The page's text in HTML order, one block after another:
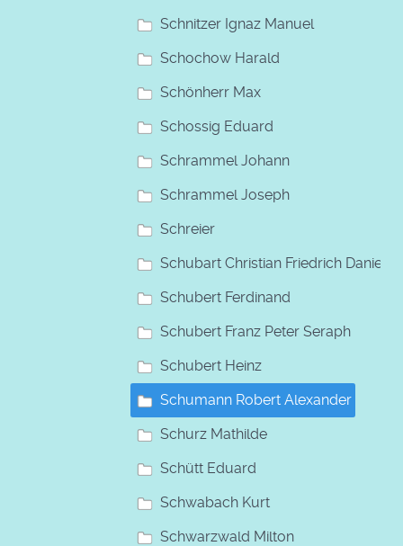
Schnitzer Ignaz Manuel
Schochow Harald
Schönherr Max
Schossig Eduard
Schrammel Johann
Schrammel Joseph
Schreier
Schubart Christian Friedrich Daniel
Schubert Ferdinand
Schubert Franz Peter Seraph
Schubert Heinz
Schumann Robert Alexander
Schurz Mathilde
Schütt Eduard
Schwabach Kurt
Schwarzwald Milton